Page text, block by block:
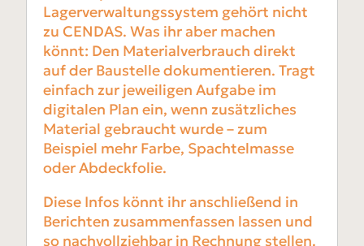
Lagerverwaltungssystem gehört nicht
zu CENDAS. Was ihr aber machen
könnt: Den Materialverbrauch direkt
auf der Baustelle dokumentieren. Tragt
einfach zur jeweiligen Aufgabe im
digitalen Plan ein, wenn zusätzliches
Material gebraucht wurde – zum
Beispiel mehr Farbe, Spachtelmasse
oder Abdeckfolie.
Diese Infos könnt ihr anschließend in
Berichten zusammenfassen lassen und
so nachvollziehbar in Rechnung stellen.